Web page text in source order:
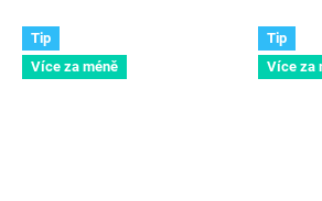
Tip
Více za méně
Tip
Více za